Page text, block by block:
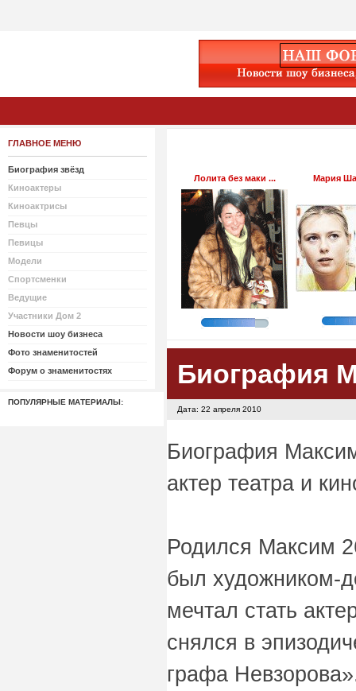
ГЛАВНОЕ МЕНЮ
Биография звёзд
Киноактеры
Киноактрисы
Певцы
Певицы
Модели
Спортсменки
Ведущие
Участники Дом 2
Новости шоу бизнеса
Фото знаменитостей
Форум о знаменитостях
ПОПУЛЯРНЫЕ МАТЕРИАЛЫ:
Лолита без маки ... Мария
Биография
Дата: 22 апреля 2010
Биография
актер театра и
Родился Максим
был художником-
мечтал стать
снялся в
графа